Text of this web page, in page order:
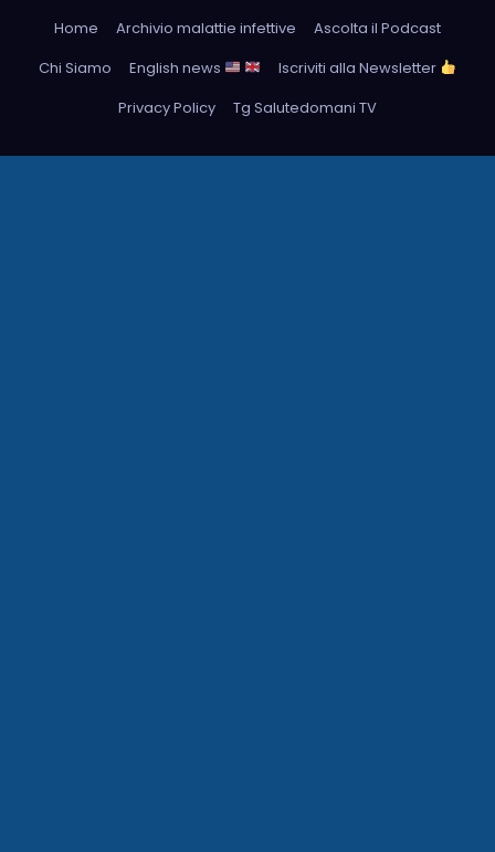
Home Archivio malattie infettive
Ascolta il Podcast
Chi Siamo
English news
Iscriviti alla Newsletter
Privacy Policy
Tg Salutedomani TV